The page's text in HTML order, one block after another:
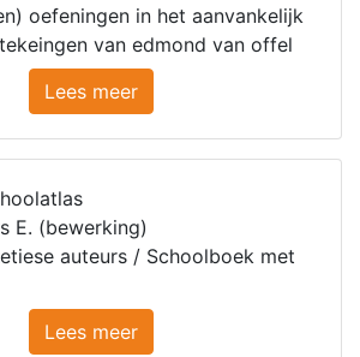
oefeningen in het aanvankelijk
van edmond van offel
Lees meer
E. (bewerking)
auteurs / Schoolboek met
Lees meer